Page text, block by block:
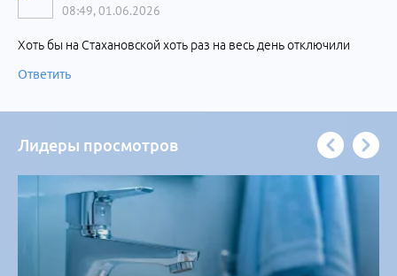
08:49, 01.06.2026
Хоть бы на Стахановской хоть раз на весь день отключили
Ответить
Лидеры просмотров